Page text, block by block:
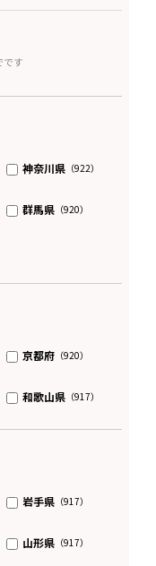
です
神奈川県 （922）
群馬県 （920）
京都府 （920）
和歌山県 （917）
岩手県 （917）
山形県 （917）